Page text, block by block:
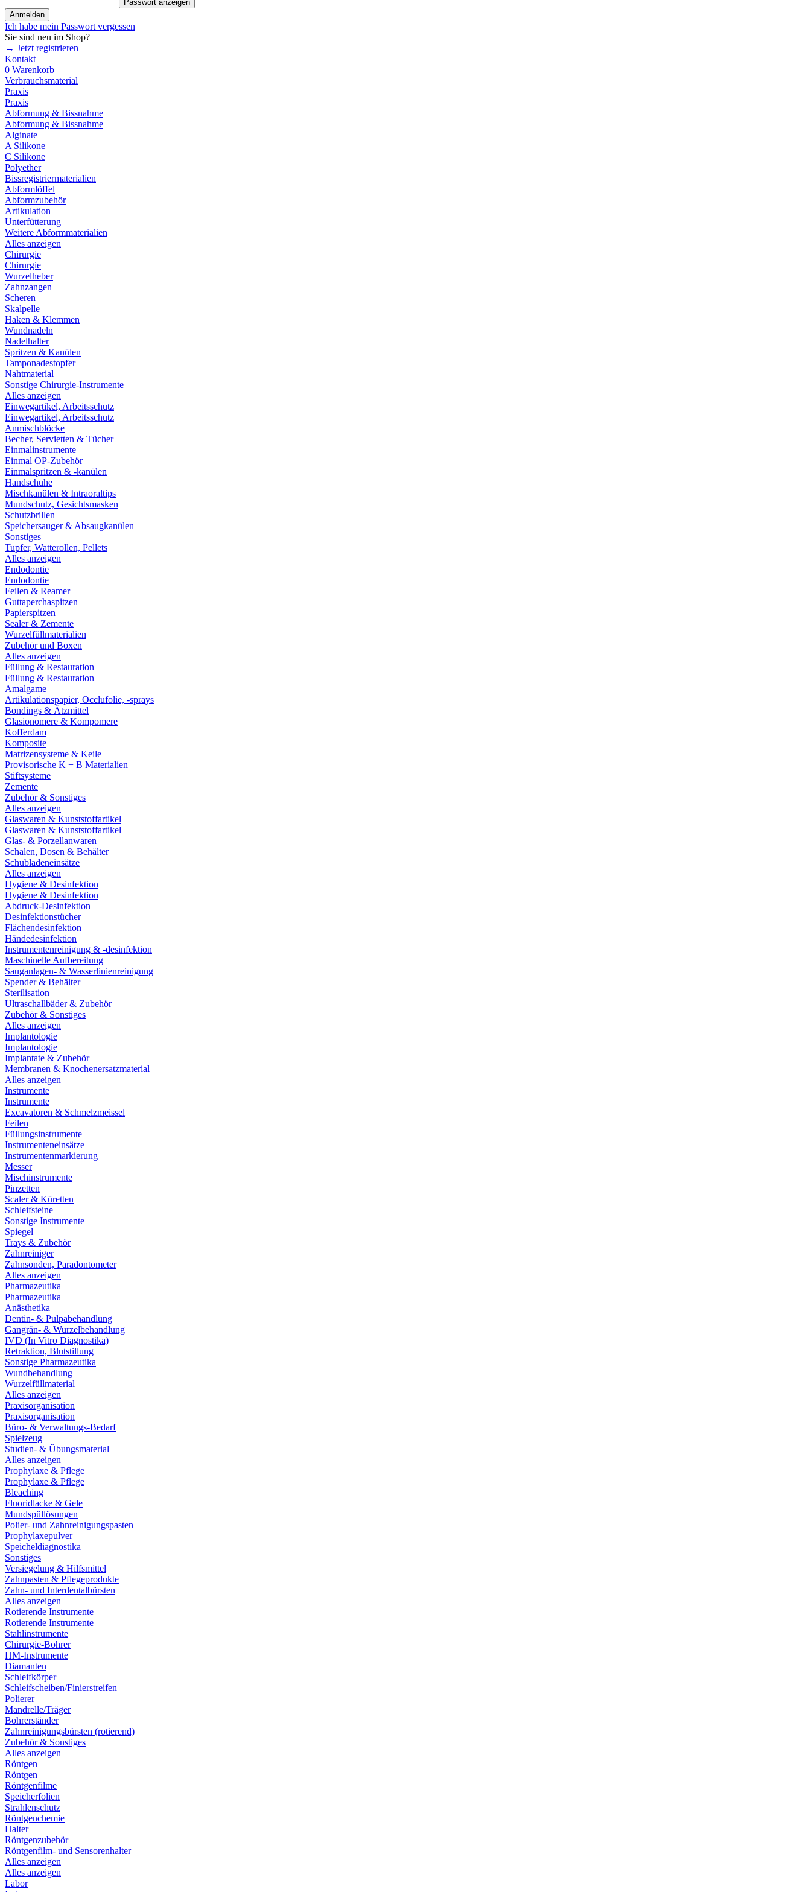
Passwort anzeigen
Anmelden
Ich habe mein Passwort vergessen
Sie sind neu im Shop?
→ Jetzt registrieren
Kontakt
0 Warenkorb
Verbrauchsmaterial
Praxis
Praxis
Abformung & Bissnahme
Abformung & Bissnahme
Alginate
A Silikone
C Silikone
Polyether
Bissregistriermaterialien
Abformlöffel
Abformzubehör
Artikulation
Unterfütterung
Weitere Abformmaterialien
Alles anzeigen
Chirurgie
Chirurgie
Wurzelheber
Zahnzangen
Scheren
Skalpelle
Haken & Klemmen
Wundnadeln
Nadelhalter
Spritzen & Kanülen
Tamponadestopfer
Nahtmaterial
Sonstige Chirurgie-Instrumente
Alles anzeigen
Einwegartikel, Arbeitsschutz
Einwegartikel, Arbeitsschutz
Anmischblöcke
Becher, Servietten & Tücher
Einmalinstrumente
Einmal OP-Zubehör
Einmalspritzen & -kanülen
Handschuhe
Mischkanülen & Intraoraltips
Mundschutz, Gesichtsmasken
Schutzbrillen
Speichersauger & Absaugkanülen
Sonstiges
Tupfer, Watterollen, Pellets
Alles anzeigen
Endodontie
Endodontie
Feilen & Reamer
Guttaperchaspitzen
Papierspitzen
Sealer & Zemente
Wurzelfüllmaterialien
Zubehör und Boxen
Alles anzeigen
Füllung & Restauration
Füllung & Restauration
Amalgame
Artikulationspapier, Occlufolie, -sprays
Bondings & Ätzmittel
Glasionomere & Kompomere
Kofferdam
Komposite
Matrizensysteme & Keile
Provisorische K + B Materialien
Stiftsysteme
Zemente
Zubehör & Sonstiges
Alles anzeigen
Glaswaren & Kunststoffartikel
Glaswaren & Kunststoffartikel
Glas- & Porzellanwaren
Schalen, Dosen & Behälter
Schubladeneinsätze
Alles anzeigen
Hygiene & Desinfektion
Hygiene & Desinfektion
Abdruck-Desinfektion
Desinfektionstücher
Flächendesinfektion
Händedesinfektion
Instrumentenreinigung & -desinfektion
Maschinelle Aufbereitung
Sauganlagen- & Wasserlinienreinigung
Spender & Behälter
Sterilisation
Ultraschallbäder & Zubehör
Zubehör & Sonstiges
Alles anzeigen
Implantologie
Implantologie
Implantate & Zubehör
Membranen & Knochenersatzmaterial
Alles anzeigen
Instrumente
Instrumente
Excavatoren & Schmelzmeissel
Feilen
Füllungsinstrumente
Instrumenteneinsätze
Instrumentenmarkierung
Messer
Mischinstrumente
Pinzetten
Scaler & Küretten
Schleifsteine
Sonstige Instrumente
Spiegel
Trays & Zubehör
Zahnreiniger
Zahnsonden, Paradontometer
Alles anzeigen
Pharmazeutika
Pharmazeutika
Anästhetika
Dentin- & Pulpabehandlung
Gangrän- & Wurzelbehandlung
IVD (In Vitro Diagnostika)
Retraktion, Blutstillung
Sonstige Pharmazeutika
Wundbehandlung
Wurzelfüllmaterial
Alles anzeigen
Praxisorganisation
Praxisorganisation
Büro- & Verwaltungs-Bedarf
Spielzeug
Studien- & Übungsmaterial
Alles anzeigen
Prophylaxe & Pflege
Prophylaxe & Pflege
Bleaching
Fluoridlacke & Gele
Mundspüllösungen
Polier- und Zahnreinigungspasten
Prophylaxepulver
Speicheldiagnostika
Sonstiges
Versiegelung & Hilfsmittel
Zahnpasten & Pflegeprodukte
Zahn- und Interdentalbürsten
Alles anzeigen
Rotierende Instrumente
Rotierende Instrumente
Stahlinstrumente
Chirurgie-Bohrer
HM-Instrumente
Diamanten
Schleifkörper
Schleifscheiben/Finierstreifen
Polierer
Mandrelle/Träger
Bohrerständer
Zahnreinigungsbürsten (rotierend)
Zubehör & Sonstiges
Alles anzeigen
Röntgen
Röntgen
Röntgenfilme
Speicherfolien
Strahlenschutz
Röntgenchemie
Halter
Röntgenzubehör
Röntgenfilm- und Sensorenhalter
Alles anzeigen
Alles anzeigen
Labor